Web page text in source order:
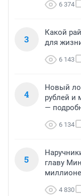
6 374
3
Какой
для
6 143
4
Новый
рублей и
—
6 134
5
главу
4 830